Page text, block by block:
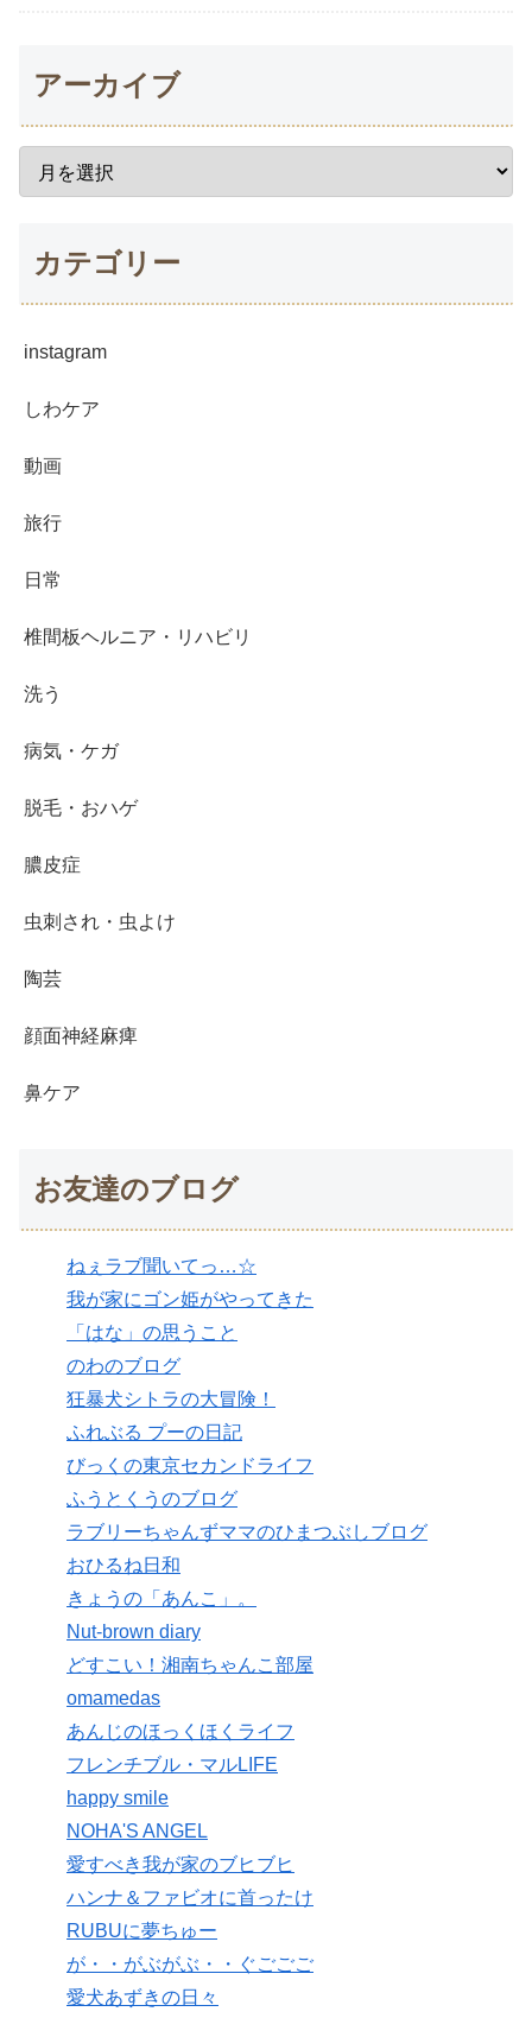
アーカイブ
カテゴリー
instagram
しわケア
動画
旅行
日常
椎間板ヘルニア・リハビリ
洗う
病気・ケガ
脱毛・おハゲ
膿皮症
虫刺され・虫よけ
陶芸
顔面神経麻痺
鼻ケア
お友達のブログ
ねぇラブ聞いてっ…☆
我が家にゴン姫がやってきた
「はな」の思うこと
のわのブログ
狂暴犬シトラの大冒険！
ふれぶる プーの日記
びっくの東京セカンドライフ
ふうとくうのブログ
ラブリーちゃんずママのひまつぶしブログ
おひるね日和
きょうの「あんこ」。
Nut-brown diary
どすこい！湘南ちゃんこ部屋
omamedas
あんじのほっくほくライフ
フレンチブル・マルLIFE
happy smile
NOHA'S ANGEL
愛すべき我が家のブヒブヒ
ハンナ＆ファビオに首ったけ
RUBUに夢ちゅー
が・・がぶがぶ・・ぐごごご
愛犬あずきの日々